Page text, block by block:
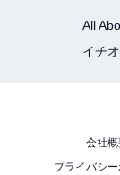
All
イチ
会社概
プライバシ